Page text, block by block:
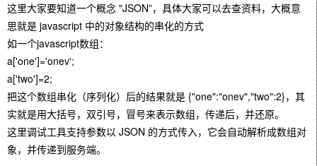
这里大家要知道一个概念 "JSON”，具体大家可以去查资料，大概意
思就是 javascript 中的对象结构的串化的方式
如一个javascript数组：
a['one']='onev';
a['two']=2;
把这个数组串化（序列化）后的结果就是 {"one":"onev","two":2}，其
实就是用大括号，双引号，冒号来表示数组，传递后，并还原。
这里调试工具支持参数以 JSON 的方式传入，它会自动解析成数组对
象，并传递到服务端。